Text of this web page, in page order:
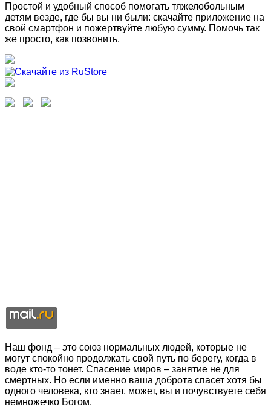
Простой и удобный способ помогать тяжелобольным
детям везде, где бы вы ни были: скачайте приложение на
свой смартфон и пожертвуйте любую сумму. Помочь так
же просто, как позвонить.
Наш фонд – это союз нормальных людей, которые не
могут спокойно продолжать свой путь по берегу, когда в
воде кто-то тонет. Спасение миров – занятие не для
смертных. Но если именно ваша доброта спасет хотя бы
одного человека, кто знает, может, вы и почувствуете себя
немножечко Богом.